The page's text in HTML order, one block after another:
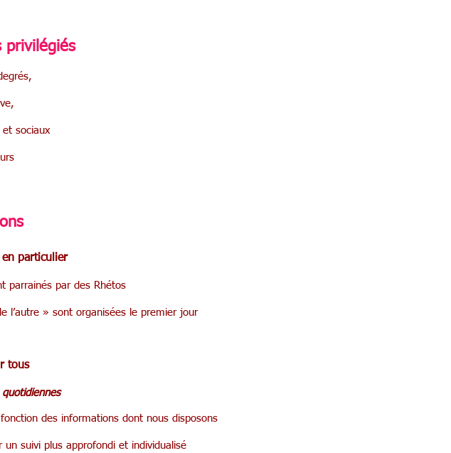
et sociaux
en particulier
parrainés par des Rhétos
l’autre » sont organisées le premier jour
tous
des informations dont nous disposons
suivi plus approfondi et individualisé